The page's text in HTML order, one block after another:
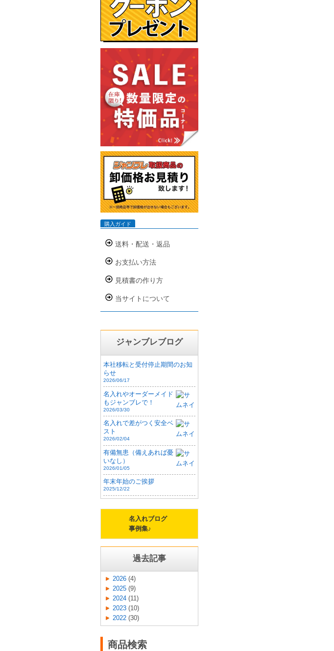
購入ガイド
送料・配送・返品
お支払い方法
見積書の作り方
当サイトについて
ジャンブレブログ
本社移転と受付停止期間のお知
らせ
2026/06/17
名入れやオーダーメイド
もジャンブレで！
2026/03/30
名入れで差がつく安全ベ
スト
2026/02/04
有備無患（備えあれば憂
いなし）
2026/01/05
年末年始のご挨拶
2025/12/22
名入れブログ
事例集♪
過去記事
2026 (4)
2025 (9)
2024 (11)
2023 (10)
2022 (30)
商品検索